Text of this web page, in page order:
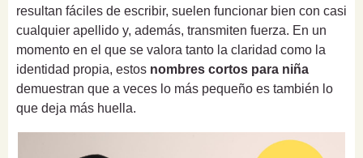
resultan fáciles de escribir, suelen funcionar bien con casi
cualquier apellido y, además, transmiten fuerza. En un
momento en el que se valora tanto la claridad como la
identidad propia, estos nombres cortos para niña
demuestran que a veces lo más pequeño es también lo
que deja más huella.